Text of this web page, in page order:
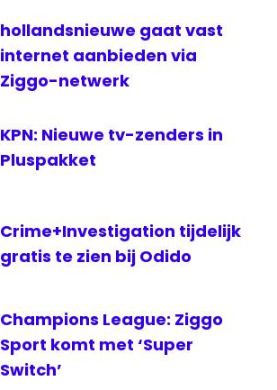
hollandsnieuwe gaat vast
internet aanbieden via
Ziggo-netwerk
KPN: Nieuwe tv-zenders in
Pluspakket
Crime+Investigation tijdelijk
gratis te zien bij Odido
Champions League: Ziggo
Sport komt met ‘Super
Switch’